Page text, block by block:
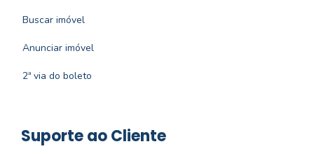
Buscar imóvel
Anunciar imóvel
2ª via do boleto
Suporte ao Cliente